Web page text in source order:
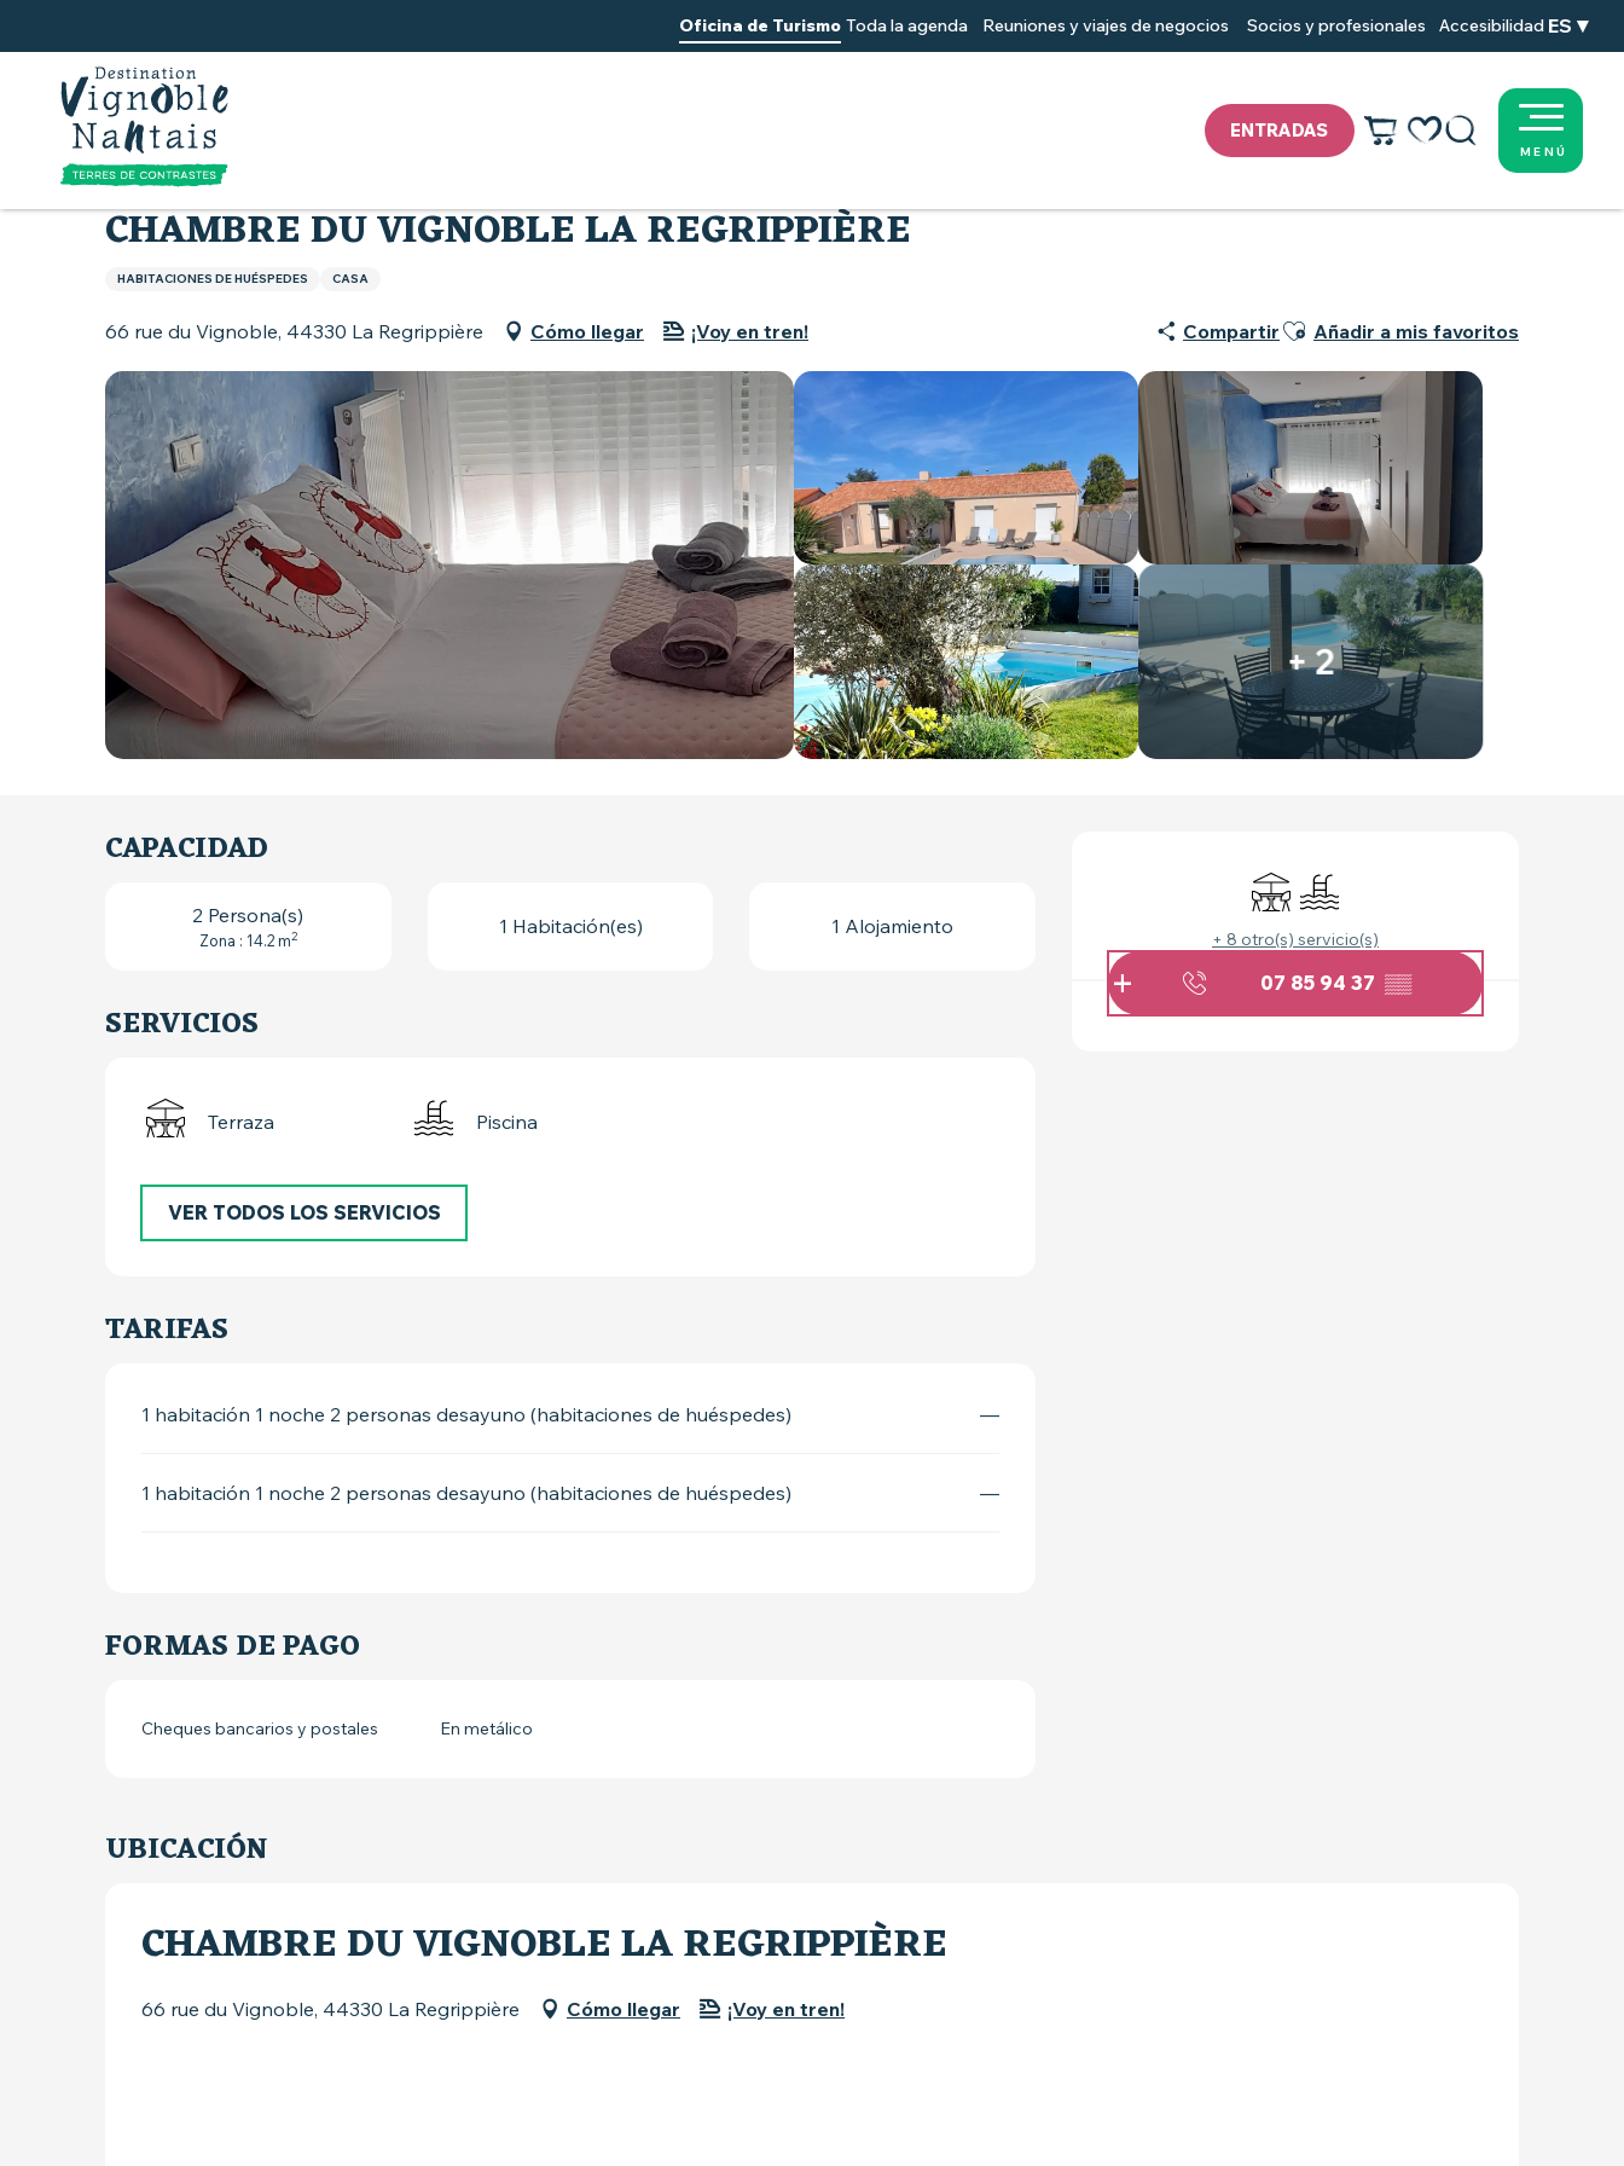
principal
ENTRADAS
Voir les favoris
Buscar
Oficina de Turismo Toda la agenda Reuniones y viajes de negocios Socios y profesionales Accesibilidad ES
MENÚ
Inicio
CHAMBRE DU VIGNOBLE LA REGRIPPIÈRE
HABITACIONES DE HUÉSPEDES CASA
66 rue du Vignoble, 44330 La Regrippière Cómo llegar ¡Voy en tren! Compartir Ajouter aux favoris
Añadir a mis favoritos
+ 2
HORARIOS Y DATOS
TerrazaPiscina
+ 8 otro(s) servicio(s)
07 85 94 37 ▒▒
CAPACIDAD
2 Persona(s)
Zona : 14.2 m2 1 Habitación(es) 1 Alojamiento
SERVICIOS
Terraza Piscina
VER TODOS LOS SERVICIOS
TARIFAS
1 habitación 1 noche 2 personas desayuno (habitaciones de huéspedes) —
1 habitación 1 noche 2 personas desayuno (habitaciones de huéspedes) —
FORMAS DE PAGO
Cheques bancarios y postales En metálico
UBICACIÓN
CHAMBRE DU VIGNOBLE LA REGRIPPIÈRE
66 rue du Vignoble, 44330 La Regrippière Cómo llegar ¡Voy en tren!